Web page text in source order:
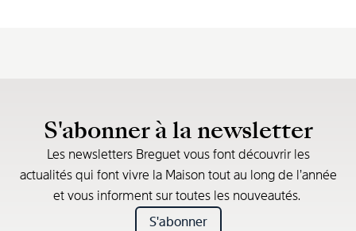
S'abonner à la newsletter
Les newsletters Breguet vous font découvrir les
actualités qui font vivre la Maison tout au long de l’année
et vous informent sur toutes les nouveautés.
S'abonner